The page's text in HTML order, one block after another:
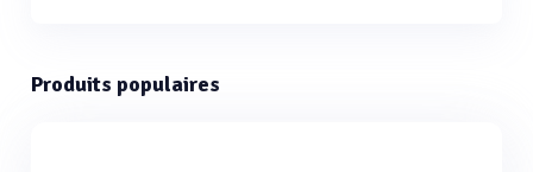
Produits populaires